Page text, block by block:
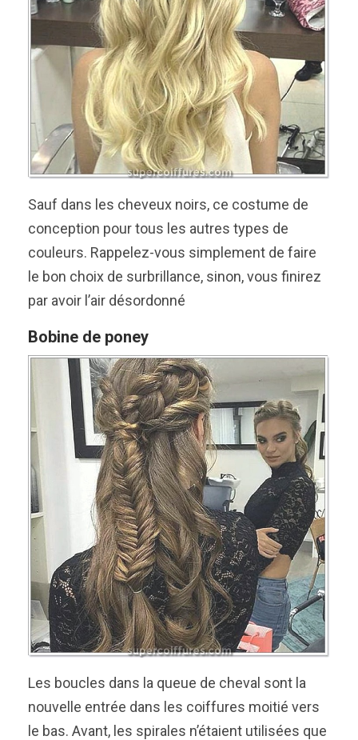
Sauf dans les cheveux noirs, ce costume de
conception pour tous les autres types de
couleurs. Rappelez-vous simplement de faire
le bon choix de surbrillance, sinon, vous finirez
par avoir l’air désordonné
Bobine de poney
Les boucles dans la queue de cheval sont la
nouvelle entrée dans les coiffures moitié vers
le bas. Avant, les spirales n’étaient utilisées que